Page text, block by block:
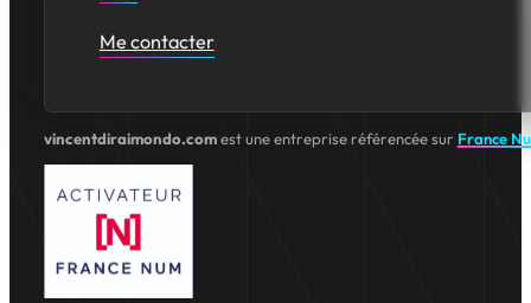
Me contacter
vincentdiraimondo.comest une entreprise référencée sur France